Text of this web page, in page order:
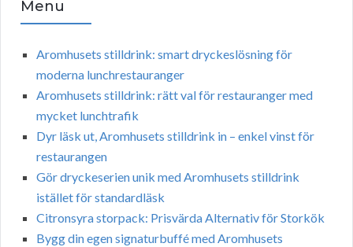
Menu
Aromhusets stilldrink: smart dryckeslösning för
moderna lunchrestauranger
Aromhusets stilldrink: rätt val för restauranger med
mycket lunchtrafik
Dyr läsk ut, Aromhusets stilldrink in – enkel vinst för
restaurangen
Gör dryckeserien unik med Aromhusets stilldrink
istället för standardläsk
Citronsyra storpack: Prisvärda Alternativ för Storkök
Bygg din egen signaturbuffé med Aromhusets